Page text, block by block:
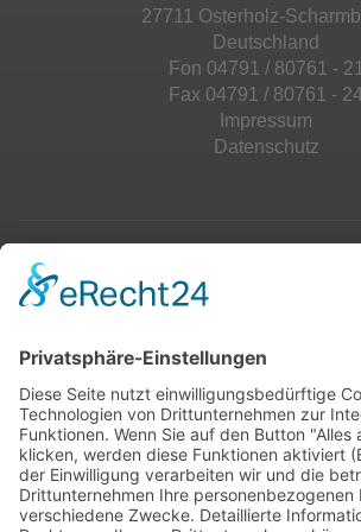
27711 Osterholz-
Deutschland
Fon 04791 / 80761 - 21
Fax 04791 / 80761 - 24
Impressum
Datenschutz
Jahrescharts
Top 100
Hot 50